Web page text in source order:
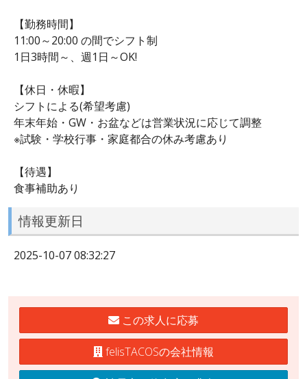
【勤務時間】
11:00～20:00 の間でシフト制
1日3時間～、週1日～OK!
【休日・休暇】
シフトによる(希望考慮)
年末年始・GW・お盆などは営業状況に応じて調整
※試験・学校行事・家庭都合の休み考慮あり
【待遇】
食事補助あり
情報更新日
2025-10-07 08:32:27
この求人に応募
felisTACOSの会社情報